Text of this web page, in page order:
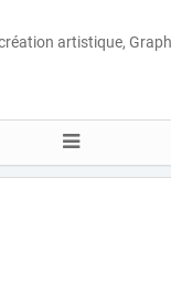
artistique,